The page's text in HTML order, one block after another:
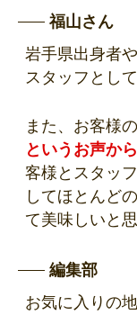
福山さん
岩手県出身者
スタッフとし
また、お客様の
というお声か
客様とスタッ
してほとんど
て美味しいと
編集部
お気に入りの